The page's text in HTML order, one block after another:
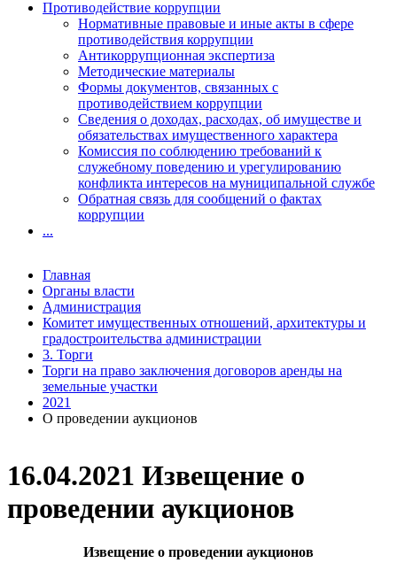
16.04.2021 Извещение о
проведении аукционов
Извещение о проведении аукционов
Противодействие коррупции
Нормативные правовые и иные акты в сфере
противодействия коррупции
Антикоррупционная экспертиза
Методические материалы
Формы документов, связанных с
противодействием коррупции
Сведения о доходах, расходах, об имуществе и
обязательствах имущественного характера
Комиссия по соблюдению требований к
служебному поведению и урегулированию
конфликта интересов на муниципальной службе
Обратная связь для сообщений о фактах
коррупции
...
Главная
Органы власти
Администрация
Комитет имущественных отношений, архитектуры и
градостроительства администрации
3. Торги
Торги на право заключения договоров аренды на
земельные участки
2021
О проведении аукционов